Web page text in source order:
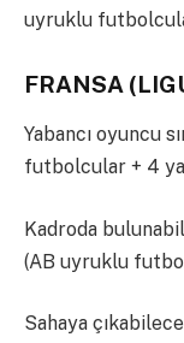
uyruklu
FRANSA
Yabancı oyuncu
futbolcular + 4
Kadroda
(AB uyruklu
Sahaya